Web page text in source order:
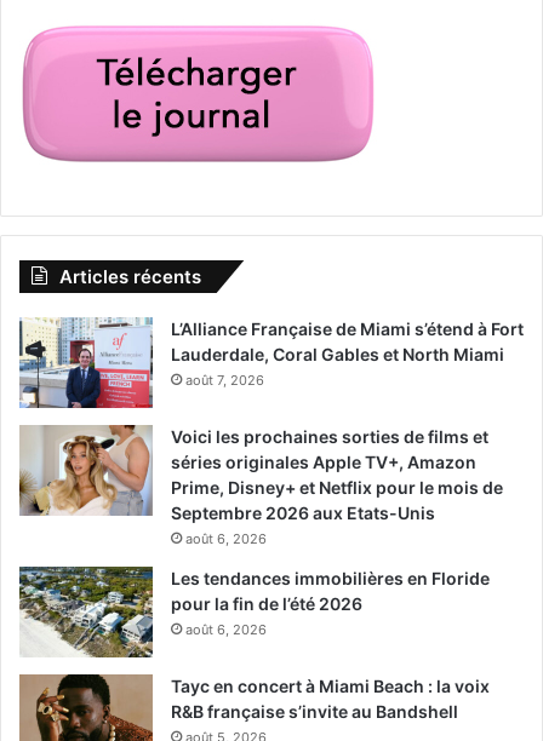
Articles récents
L’Alliance Française de Miami s’étend à Fort
Lauderdale, Coral Gables et North Miami
août 7, 2026
Voici les prochaines sorties de films et
séries originales Apple TV+, Amazon
Prime, Disney+ et Netflix pour le mois de
Septembre 2026 aux Etats-Unis
août 6, 2026
Les tendances immobilières en Floride
pour la fin de l’été 2026
août 6, 2026
Tayc en concert à Miami Beach : la voix
R&B française s’invite au Bandshell